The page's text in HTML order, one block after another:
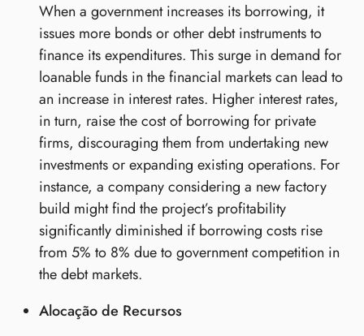
When a government increases its borrowing, it
issues more bonds or other debt instruments to
finance its expenditures. This surge in demand for
loanable funds in the financial markets can lead to
an increase in interest rates. Higher interest rates,
in turn, raise the cost of borrowing for private
firms, discouraging them from undertaking new
investments or expanding existing operations. For
instance, a company considering a new factory
build might find the project’s profitability
significantly diminished if borrowing costs rise
from 5% to 8% due to government competition in
the debt markets.
Alocação de Recursos